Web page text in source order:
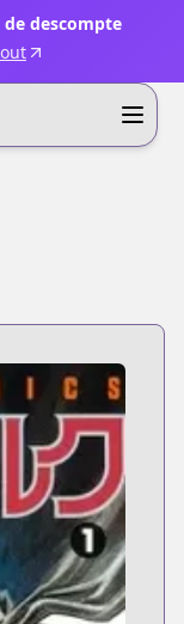
descompte